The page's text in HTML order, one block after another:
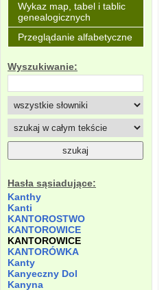
Wykaz map, tabel i tablic
genealogicznych
Przeglądanie alfabetyczne
Wyszukiwanie:
Hasła sąsiadujące:
Kanthy
Kanti
KANTOROSTWO
KANTOROWICE
KANTOROWICE
KANTORÓWKA
Kanty
Kanyeczny Dol
Kanyna